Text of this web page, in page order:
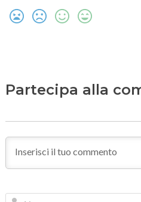
Partecipa alla